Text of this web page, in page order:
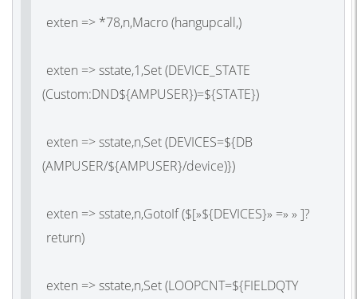
exten => *78,n,Macro(hangupcall,)
exten => sstate,1,Set(DEVICE_STATE
(Custom
exten => sstate,n,Set(DEVICES=${DB
(AMPUSER/
exten => sstate,n,GotoIf($[»${DEVICES}» =» » ]?
exten => sstate,n,Set(LOOPCNT=${FIELDQTY